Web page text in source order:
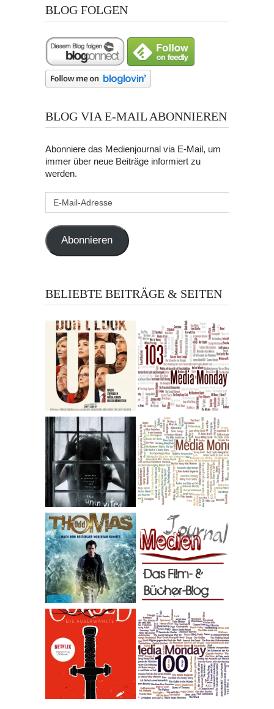
BLOG FOLGEN
BLOG VIA E-MAIL ABONNIEREN
Abonniere das Medienjournal via E-Mail, um
immer über neue Beiträge informiert zu
werden.
Abonnieren
BELIEBTE BEITRÄGE & SEITEN